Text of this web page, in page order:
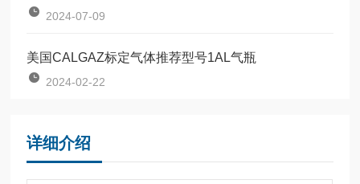
2024-07-09
美国CALGAZ标定气体推荐型号1AL气瓶
2024-02-22
详细介绍